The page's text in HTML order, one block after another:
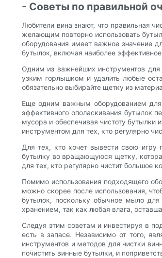
- Советы по правильной
Любители вина знают, что правильная
желающим повторно использовать
оборудования имеет важное значение
бутылок, включая наиболее
Одним из важнейших инструментов для
узким горлышком и удалить любые
обязательно выбирайте щетку из
Еще одним важным оборудованием для
эффективного ополаскивания бутылок
мусора и обеспечивая чистоту бутылки
инструментом для тех, кто регулярно
Для тех, кто хочет вывести свою игру
бутылку во вращающуюся щетку,
для тех, кто регулярно чистит большое
Помимо использования подходящего
можно скорее после использования,
бутылок, поскольку обычное мыло для
хранением, так как любая влага,
Следуя этим советам и инвестируя в
есть в запасе. Независимо от того,
инструментов и методов для чистки
почистить винные бутылки, и